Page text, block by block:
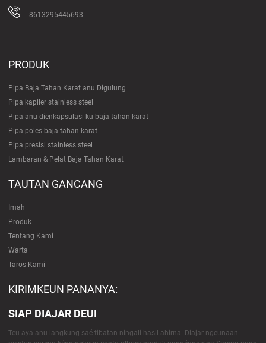
8613295445693
PRODUK
Pipa Baja Tahan Karat anu Digulung
Pipa kapiler stainless steel
Pipa anu dienkapsulasi ku baja tahan karat
Pipa poles baja tahan karat
Pipa presisi stainless steel
Lambaran & Pelat Baja Tahan Karat
TAUTAN GANCANG
Imah
Produk
Tentang Kami
Warta
Taros Kami
KIRIMKEUN PANANYA:
SIAP DIAJAR DEUI
Teu aya anu langkung saé tibatan ningali hasil ahirna. Diajar ngeunaan